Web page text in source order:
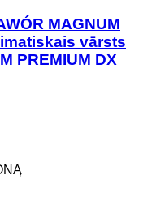
MAGNUM
vārsts
PREMIUM DX